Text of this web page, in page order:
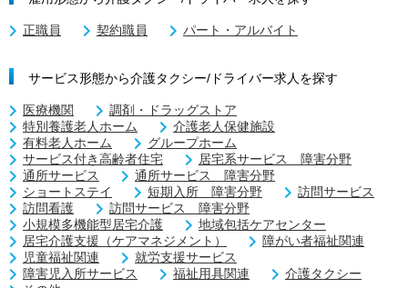
正職員 契約職員 パート・アルバイト
サービス形態から介護タクシー/ドライバー求人を探す
医療機関
調剤・ドラッグストア
特別養護老人ホーム
介護老人保健施設
有料老人ホーム
グループホーム
サービス付き高齢者住宅
居宅系サービス 障害分野
通所サービス
通所サービス 障害分野
ショートステイ
短期入所 障害分野
訪問サービス
訪問看護
訪問サービス 障害分野
小規模多機能型居宅介護
地域包括ケアセンター
居宅介護支援（ケアマネジメント）
障がい者福祉関連
児童福祉関連
就労支援サービス
障害児入所サービス
福祉用具関連
介護タクシー